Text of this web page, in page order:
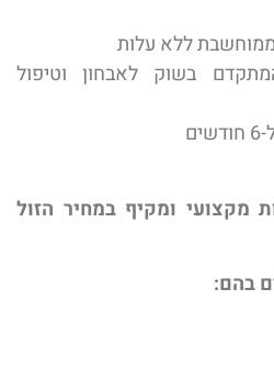
ממוחשבת ללא עלות
בשוק לאבחון וטיפול
ומקיף במחיר הזול
בהם: